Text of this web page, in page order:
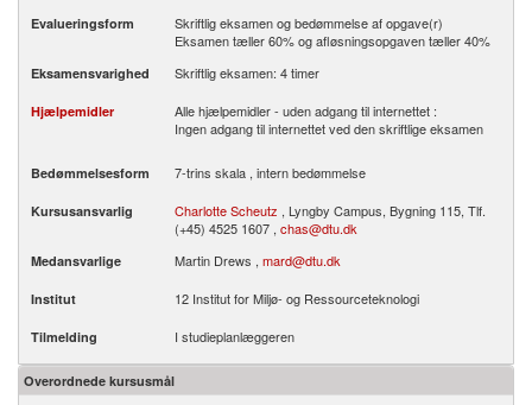
Evalueringsform
Skriftlig eksamen og bedømmelse af opgave(r)
Eksamen tæller 60% og afløsningsopgaven tæller 40%
Eksamensvarighed Skriftlig eksamen: 4 timer
Hjælpemidler
Alle hjælpemidler - uden adgang til internettet :
Ingen adgang til internettet ved den skriftlige eksamen
Bedømmelsesform 7-trins skala , intern bedømmelse
Kursusansvarlig Charlotte Scheutz , Lyngby Campus, Bygning 115, Tlf.
(+45) 4525 1607 , chas@dtu.dk
Medansvarlige Martin Drews , mard@dtu.dk
Institut 12 Institut for Miljø- og Ressourceteknologi
Tilmelding I studieplanlæggeren
Overordnede kursusmål